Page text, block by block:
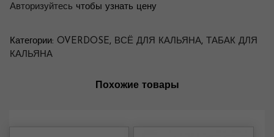
Авторизуйтесь чтобы узнать цену
Категории: OVERDOSE, ВСЁ ДЛЯ КАЛЬЯНА,
ТАБАК ДЛЯ
КАЛЬЯНА
Похожие товары